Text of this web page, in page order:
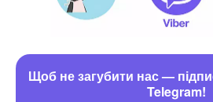
Щоб не загубити нас —
Telegram!